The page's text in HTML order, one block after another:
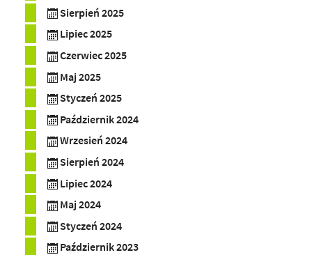
Sierpień 2025
Lipiec 2025
Czerwiec 2025
Maj 2025
Styczeń 2025
Październik 2024
Wrzesień 2024
Sierpień 2024
Lipiec 2024
Maj 2024
Styczeń 2024
Październik 2023